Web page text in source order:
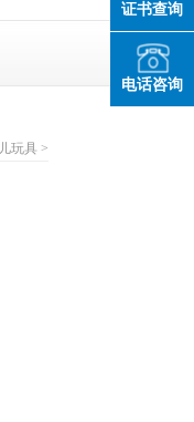
玩具 >
证书查询
电话咨询